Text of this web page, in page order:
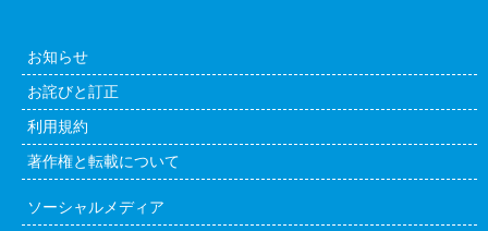
お知らせ
お詫びと訂正
利用規約
著作権と転載について
ソーシャルメディア